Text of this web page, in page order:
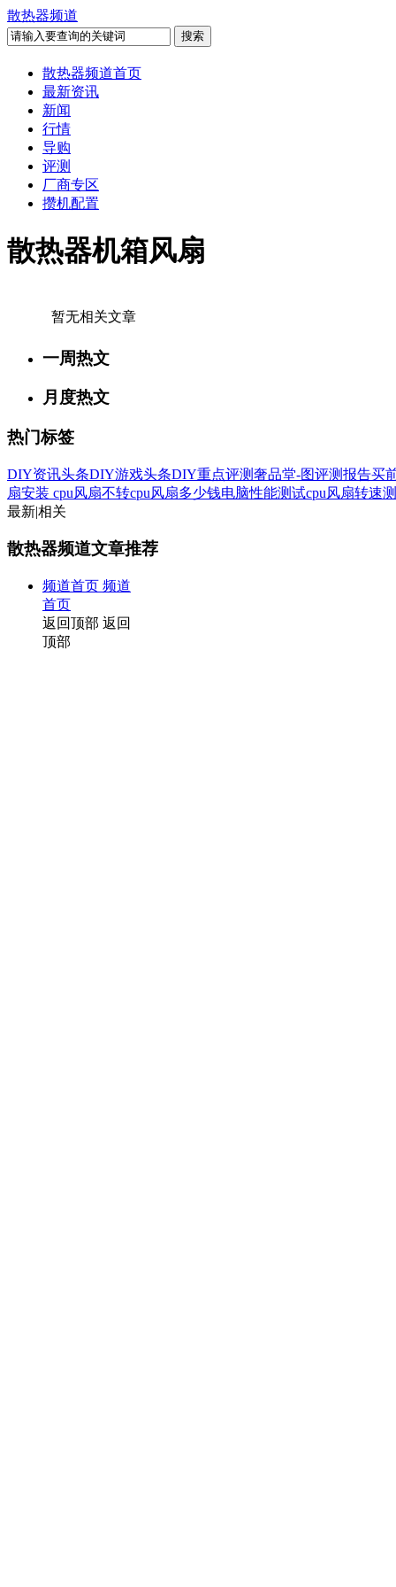
散热器频道
散热器频道首页
最新资讯
新闻
行情
导购
评测
厂商专区
攒机配置
散热器机箱风扇
暂无相关文章
一周热文
月度热文
热门标签
DIY资讯头条DIY游戏头条DIY重点评测奢品堂-图评测报告买
扇安装 cpu风扇不转cpu风扇多少钱电脑性能测试cpu风扇转速
最新|相关
散热器频道文章推荐
频道首页 频道
首页
返回顶部 返回
顶部